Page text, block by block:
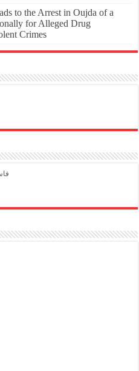
to the Arrest in Oujda of a
for Alleged Drug
Crimes